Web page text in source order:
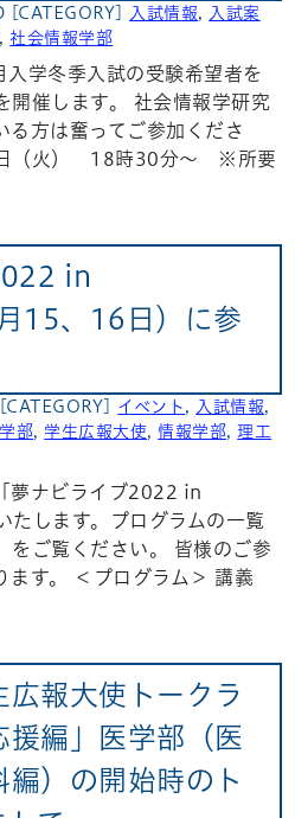
[CATEGORY] 入試情報,
入試案
,社会情報学部
学冬季入試の受験希望者を
開催します。 社会情報学研究
る方は奮ってご参加くださ
（火） 18時30分～ ※所要
in
15、16日）に参
[CATEGORY] イベント 入試情報
部 学生広報大使 ,情報学部 ,理工
夢ナビライブ2022 in
します。プログラムの一覧
ご覧ください。 皆様のご参
ます。 ＜プログラム＞ 講義
広報大使トークラ
援編」医学部（医
）の開始時のト